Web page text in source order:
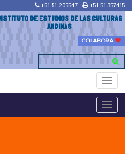
+51 51 205547 +51 51 357415
INSTITUTO DE ESTUDIOS DE LAS CULTURAS
ANDINAS
COLABORA
Toggle
Toggle